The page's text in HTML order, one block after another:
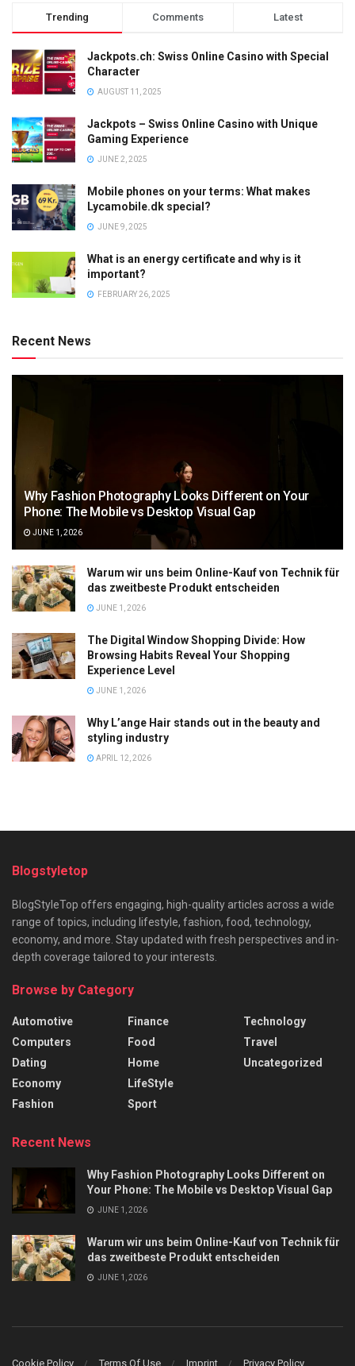
Trending Comments Latest
Jackpots.ch: Swiss Online Casino with Special
Character
AUGUST 11, 2025
Jackpots – Swiss Online Casino with Unique
Gaming Experience
JUNE 2, 2025
Mobile phones on your terms: What makes
Lycamobile.dk special?
JUNE 9, 2025
What is an energy certificate and why is it
important?
FEBRUARY 26, 2025
Recent News
Why Fashion Photography Looks Different on Your
Phone: The Mobile vs Desktop Visual Gap
JUNE 1, 2026
Warum wir uns beim Online-Kauf von Technik für
das zweitbeste Produkt entscheiden
JUNE 1, 2026
The Digital Window Shopping Divide: How
Browsing Habits Reveal Your Shopping
Experience Level
JUNE 1, 2026
Why L’ange Hair stands out in the beauty and
styling industry
APRIL 12, 2026
Blogstyletop
BlogStyleTop offers engaging, high-quality articles across a wide
range of topics, including lifestyle, fashion, food, technology,
economy, and more. Stay updated with fresh perspectives and in-
depth coverage tailored to your interests.
Browse by Category
Automotive
Computers
Dating
Economy
Fashion
Finance
Food
Home
LifeStyle
Sport
Technology
Travel
Uncategorized
Recent News
Why Fashion Photography Looks Different on
Your Phone: The Mobile vs Desktop Visual Gap
JUNE 1, 2026
Warum wir uns beim Online-Kauf von Technik für
das zweitbeste Produkt entscheiden
JUNE 1, 2026
Cookie Policy Terms Of Use Imprint Privacy Policy